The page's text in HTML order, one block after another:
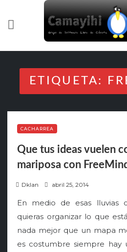
ETIQUETA:
CACHARREA
Que tus ideas vuelen
mariposa con
Dklan
s
t
e
d
abril 25, 2014
En medio de esas lluvias
quieras organizar lo que
nada mejor que un mapa
es costumbre siempre hay